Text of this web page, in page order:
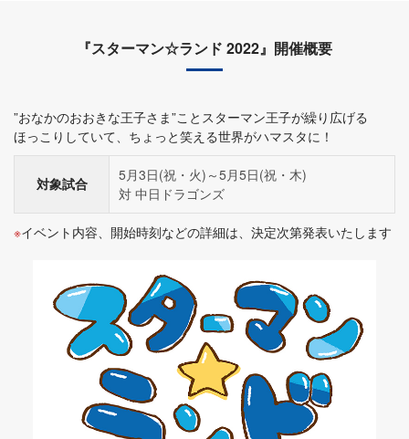
『スターマン☆ランド 2022』開催概要
”おなかのおおきな王子さま”ことスターマン王子が繰り広げる
ほっこりしていて、ちょっと笑える世界がハマスタに！
対象試合
5月3日(祝・火)～5月5日(祝・木)
対 中日ドラゴンズ
イベント内容、開始時刻などの詳細は、決定次第発表いたします